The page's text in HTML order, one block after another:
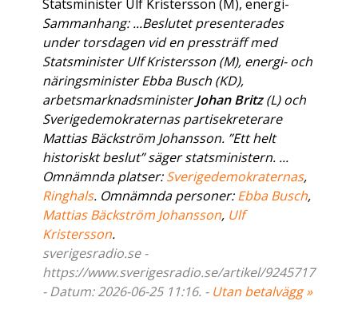
Statsminister Ulf Kristersson (M), energi-
Sammanhang: ...Beslutet presenterades
under torsdagen vid en pressträff med
Statsminister Ulf Kristersson (M), energi- och
näringsminister Ebba Busch (KD),
arbetsmarknadsministerJohan Britz(L) och
Sverigedemokraternas partisekreterare
Mattias Bäckström Johansson. ”Ett helt
historiskt beslut” säger statsministern. ...
Omnämnda platser:Sverigedemokraternas,
Ringhals. Omnämnda personer:Ebba Busch,
Mattias Bäckström Johansson, Ulf
Kristersson.
sverigesradio.se -
https://www.sverigesradio.se/artikel/9245717
- Datum: 2026-06-25 11:16. - Utan betalvägg »